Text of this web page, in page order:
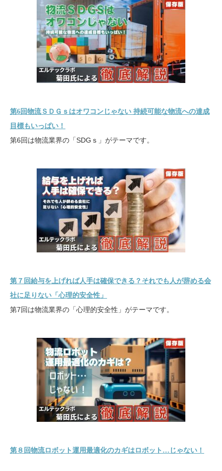
第6回物流ＳＤＧｓはオワコンじゃない 持続可能な物流への達成
目標もいっぱい！
第6回は物流業界の「SDGｓ」がテーマです。
第７回給与を上げれば人手は確保できる？それでも人が辞める会
社に足りない「心理的安全性」
第7回は物流業界の「心理的安全性」がテーマです。
第８回物流ロボット運用最適化のカギはロボット…じゃない！